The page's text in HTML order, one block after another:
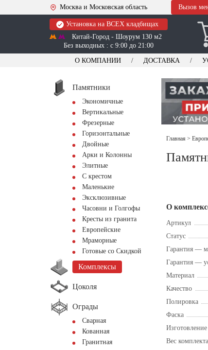
Москва и Московская область Вызов
Установка на ВСЕХ кладбищах
Китай-Город - Шоурум 130 м2
Без выходных : с 9:00 до 21:00
О КОМПАНИИ ДОСТАВКА
Памятники
Экономичные
Вертикальные
Фрезерные
Горизонтальные
Двойные
Арки и Колонны
Элитные
С крестом
Маленькие
Эксклюзивные
Часовни и Голгофы
Кресты из гранита
Европейские
Мраморные
Готовые со Скидкой
Комплексы
Цоколя
Ограды
Сварная
Кованная
Гранитная
Главная >
О
Артикул
Статус
Гарантия —
Гарантия —
Материал
Качество
Полировка
Фаска
Изготовление
Вес комплекта